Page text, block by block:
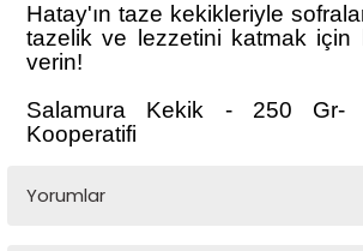
Hatay'ın taze kekikleriyle
tazelik ve lezzetini katmak için
verin!
Salamura Kekik - 250 Gr-
Kooperatifi
Yorumlar